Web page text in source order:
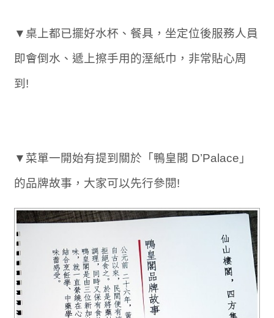
▼桌上都已擺好水杯、餐具，坐定位後服務人員
即會倒水、遞上擦手用的溼紙巾，非常貼心周
到!
▼菜單一開始有提到關於「鴨皇閣 D’Palace」
的品牌故事，大家可以先行參閱!